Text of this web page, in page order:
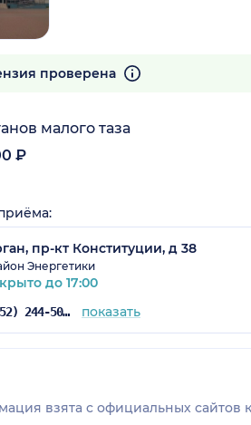
проверена
малого таза
₽
пр-кт Конституции, д 38
Энергетики
до 17:00
+7 (352) 244-50-11 показать
взята c официальных сайтов